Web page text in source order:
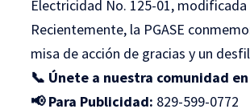
Electricidad No. 125-01, modificada
Recientemente, la PGASE
misa de acción de gracias y un
📞 Únete a nuestra comunidad
📢 Para Publicidad: 829-599-0772